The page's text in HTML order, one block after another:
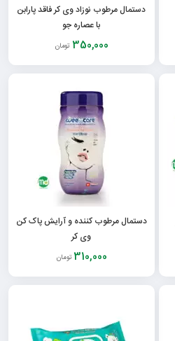
دستمال مرطوب نوزاد وی کر فاقد پارابن
با عصاره جو
350,000 تومان
دستمال مرطوب کننده و آرایش پاک کن
وی کر
310,000 تومان